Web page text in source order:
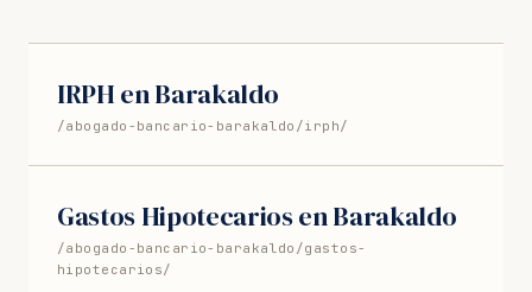
IRPH en Barakaldo
/abogado-bancario-barakaldo/irph/
Gastos Hipotecarios en Barakaldo
/abogado-bancario-barakaldo/gastos-
hipotecarios/